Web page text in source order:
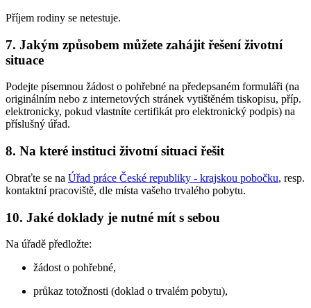
Příjem rodiny se netestuje.
7. Jakým způsobem můžete zahájit řešení životní
situace
Podejte písemnou žádost o pohřebné na předepsaném formuláři (na
originálním nebo z internetových stránek vytištěném tiskopisu, příp.
elektronicky, pokud vlastníte certifikát pro elektronický podpis) na
příslušný úřad.
8. Na které instituci životní situaci řešit
Obraťte se na Úřad práce České republiky - krajskou pobočku, resp.
kontaktní pracoviště, dle místa vašeho trvalého pobytu.
10. Jaké doklady je nutné mít s sebou
Na úřadě předložte:
žádost o pohřebné,
průkaz totožnosti (doklad o trvalém pobytu),